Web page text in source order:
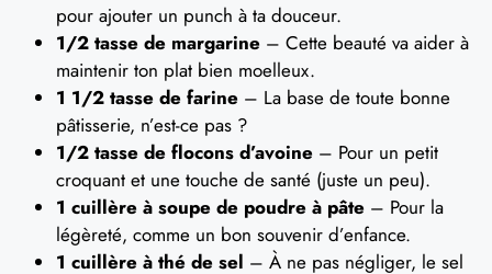
pour ajouter un punch à ta douceur.
1/2 tasse de margarine – Cette beauté va aider à
maintenir ton plat bien moelleux.
1 1/2 tasse de farine – La base de toute bonne
pâtisserie, n’est-ce pas ?
1/2 tasse de flocons d’avoine – Pour un petit
croquant et une touche de santé (juste un peu).
1 cuillère à soupe de poudre à pâte – Pour la
légèreté, comme un bon souvenir d’enfance.
1 cuillère à thé de sel – À ne pas négliger, le sel